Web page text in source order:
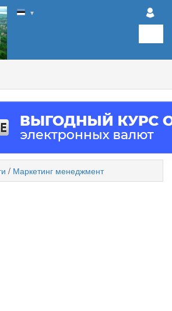
▼
/ Маркетинг менеджмент